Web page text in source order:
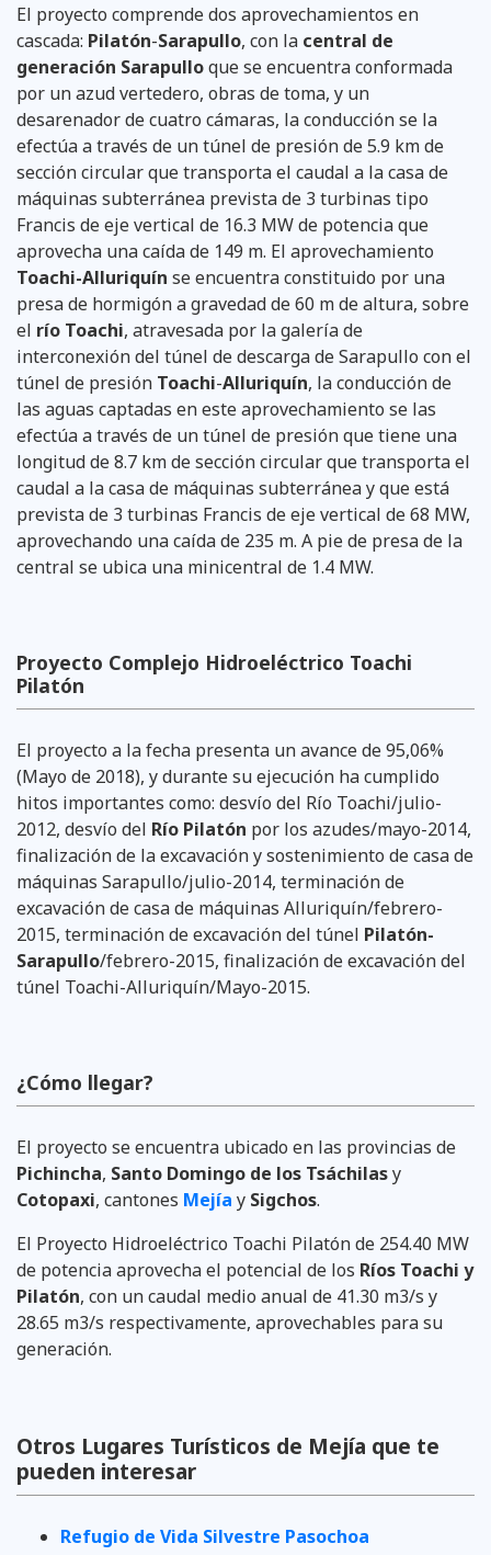
El proyecto comprende dos aprovechamientos en
cascada: Pilatón-Sarapullo, con la central de
generación Sarapulloque se encuentra conformada
por un azud vertedero, obras de toma, y un
desarenador de cuatro cámaras, la conducción se la
efectúa a través de un túnel de presión de 5.9 km de
sección circular que transporta el caudal a la casa de
máquinas subterránea prevista de 3 turbinas tipo
Francis de eje vertical de 16.3 MW de potencia que
aprovecha una caída de 149 m. El aprovechamiento
Toachi-Alluriquín se encuentra constituido por una
presa de hormigón a gravedad de 60 m de altura, sobre
el río Toachi, atravesada por la galería de
interconexión del túnel de descarga de Sarapullo con el
túnel de presión Toachi-Alluriquín, la conducción de
las aguas captadas en este aprovechamiento se las
efectúa a través de un túnel de presión que tiene una
longitud de 8.7 km de sección circular que transporta el
caudal a la casa de máquinas subterránea y que está
prevista de 3 turbinas Francis de eje vertical de 68 MW,
aprovechando una caída de 235 m. A pie de presa de la
central se ubica una minicentral de 1.4 MW.
Proyecto Complejo Hidroeléctrico Toachi
Pilatón
El proyecto a la fecha presenta un avance de 95,06%
(Mayo de 2018), y durante su ejecución ha cumplido
hitos importantes como: desvío del Río Toachi/julio-
2012, desvío del Río Pilatón por los azudes/mayo-2014,
finalización de la excavación y sostenimiento de casa de
máquinas Sarapullo/julio-2014, terminación de
excavación de casa de máquinas Alluriquín/febrero-
2015, terminación de excavación del túnel Pilatón-
Sarapullo/febrero-2015, finalización de excavación del
túnel Toachi-Alluriquín/Mayo-2015.
¿Cómo llegar?
El proyecto se encuentra ubicado en las provincias de
Pichincha, Santo Domingo de los Tsáchilasy
Cotopaxi, cantones Mejía y Sigchos.
El Proyecto Hidroeléctrico Toachi Pilatón de 254.40 MW
de potencia aprovecha el potencial de los Ríos Toachi y
Pilatón, con un caudal medio anual de 41.30 m3/s y
28.65 m3/s respectivamente, aprovechables para su
generación.
Otros Lugares Turísticos de Mejía que te
pueden interesar
Refugio de Vida Silvestre Pasochoa